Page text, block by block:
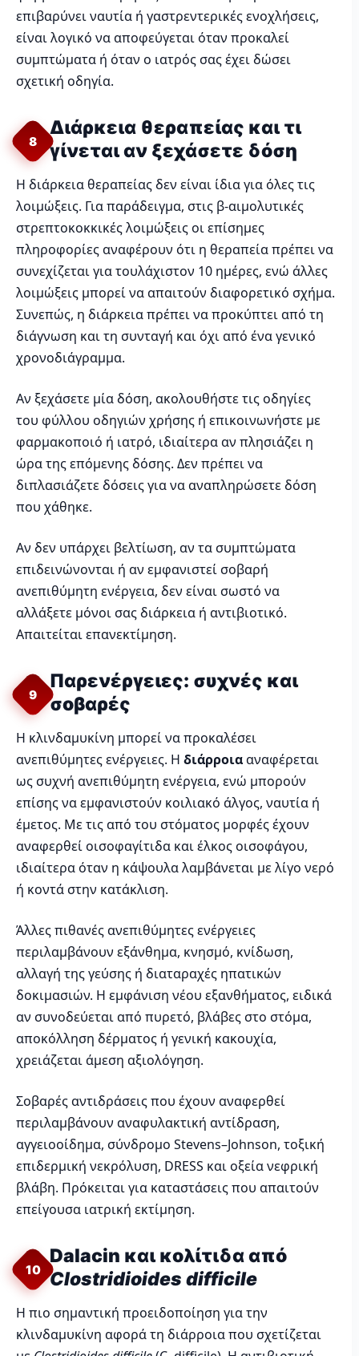
επιβαρύνει ναυτία ή γαστρεντερικές ενοχλήσεις,
είναι λογικό να αποφεύγεται όταν προκαλεί
συμπτώματα ή όταν ο ιατρός σας έχει δώσει
σχετική οδηγία.
8
Διάρκεια θεραπείας και τι
γίνεται αν ξεχάσετε δόση
Η διάρκεια θεραπείας δεν είναι ίδια για όλες τις
λοιμώξεις. Για παράδειγμα, στις β-αιμολυτικές
στρεπτοκοκκικές λοιμώξεις οι επίσημες
πληροφορίες αναφέρουν ότι η θεραπεία πρέπει να
συνεχίζεται για τουλάχιστον 10 ημέρες, ενώ άλλες
λοιμώξεις μπορεί να απαιτούν διαφορετικό σχήμα.
Συνεπώς, η διάρκεια πρέπει να προκύπτει από τη
διάγνωση και τη συνταγή και όχι από ένα γενικό
χρονοδιάγραμμα.
Αν ξεχάσετε μία δόση, ακολουθήστε τις οδηγίες
του φύλλου οδηγιών χρήσης ή επικοινωνήστε με
φαρμακοποιό ή ιατρό, ιδιαίτερα αν πλησιάζει η
ώρα της επόμενης δόσης. Δεν πρέπει να
διπλασιάζετε δόσεις για να αναπληρώσετε δόση
που χάθηκε.
Αν δεν υπάρχει βελτίωση, αν τα συμπτώματα
επιδεινώνονται ή αν εμφανιστεί σοβαρή
ανεπιθύμητη ενέργεια, δεν είναι σωστό να
αλλάξετε μόνοι σας διάρκεια ή αντιβιοτικό.
Απαιτείται επανεκτίμηση.
9
Παρενέργειες: συχνές και
σοβαρές
Η κλινδαμυκίνη μπορεί να προκαλέσει
ανεπιθύμητες ενέργειες. Η διάρροιααναφέρεται
ως συχνή ανεπιθύμητη ενέργεια, ενώ μπορούν
επίσης να εμφανιστούν κοιλιακό άλγος, ναυτία ή
έμετος. Με τις από του στόματος μορφές έχουν
αναφερθεί οισοφαγίτιδα και έλκος οισοφάγου,
ιδιαίτερα όταν η κάψουλα λαμβάνεται με λίγο νερό
ή κοντά στην κατάκλιση.
Άλλες πιθανές ανεπιθύμητες ενέργειες
περιλαμβάνουν εξάνθημα, κνησμό, κνίδωση,
αλλαγή της γεύσης ή διαταραχές ηπατικών
δοκιμασιών. Η εμφάνιση νέου εξανθήματος, ειδικά
αν συνοδεύεται από πυρετό, βλάβες στο στόμα,
αποκόλληση δέρματος ή γενική κακουχία,
χρειάζεται άμεση αξιολόγηση.
Σοβαρές αντιδράσεις που έχουν αναφερθεί
περιλαμβάνουν αναφυλακτική αντίδραση,
αγγειοοίδημα, σύνδρομο Stevens–Johnson, τοξική
επιδερμική νεκρόλυση, DRESS και οξεία νεφρική
βλάβη. Πρόκειται για καταστάσεις που απαιτούν
επείγουσα ιατρική εκτίμηση.
10
Dalacin και κολίτιδα από
Clostridioides difficile
Η πιο σημαντική προειδοποίηση για την
κλινδαμυκίνη αφορά τη διάρροια που σχετίζεται